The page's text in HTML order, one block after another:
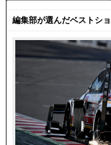
編集部が選んだベストシ